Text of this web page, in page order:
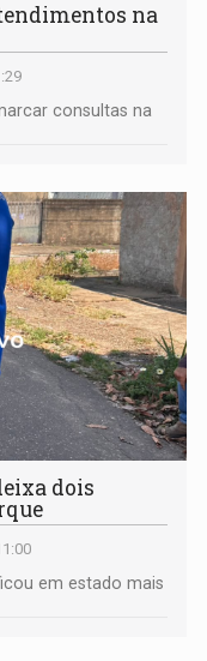
na
consultas na
dois
em estado mais